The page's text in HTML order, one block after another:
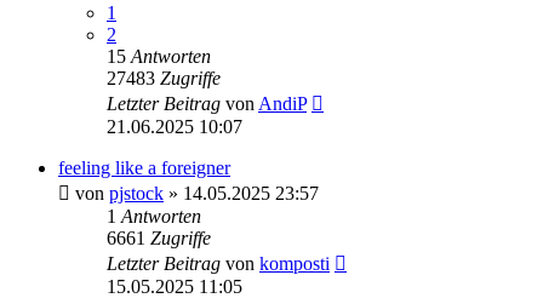
1
2
15 Antworten
27483 Zugriffe
Letzter Beitrag von AndiP
21.06.2025 10:07
feeling like a foreigner
von pjstock » 14.05.2025 23:57
1 Antworten
6661 Zugriffe
Letzter Beitrag von komposti
15.05.2025 11:05